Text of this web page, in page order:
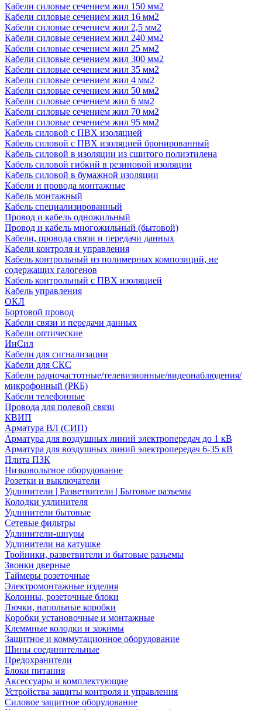
Кабели силовые сечением жил 150 мм2
Кабели силовые сечением жил 16 мм2
Кабели силовые сечением жил 2,5 мм2
Кабели силовые сечением жил 240 мм2
Кабели силовые сечением жил 25 мм2
Кабели силовые сечением жил 300 мм2
Кабели силовые сечением жил 35 мм2
Кабели силовые сечением жил 4 мм2
Кабели силовые сечением жил 50 мм2
Кабели силовые сечением жил 6 мм2
Кабели силовые сечением жил 70 мм2
Кабели силовые сечением жил 95 мм2
Кабель силовой с ПВХ изоляцией
Кабель силовой с ПВХ изоляцией бронированный
Кабель силовой в изоляции из сшитого полиэтилена
Кабель силовой гибкий в резиновой изоляции
Кабель силовой в бумажной изоляции
Кабели и провода монтажные
Кабель монтажный
Кабель специализированный
Провод и кабель одножильный
Провод и кабель многожильный (бытовой)
Кабели, провода связи и передачи данных
Кабели контроля и управления
Кабель контрольный из полимерных композиций, не
содержащих галогенов
Кабель контрольный с ПВХ изоляцией
Кабель управления
ОКЛ
Бортовой провод
Кабели связи и передачи данных
Кабели оптические
ИнСил
Кабели для сигнализации
Кабели для СКС
Кабели радиочастотные/телевизионные/видеонаблюдения/
микрофонный (РКБ)
Кабели телефонные
Провода для полевой связи
КВИП
Арматура ВЛ (СИП)
Арматура для воздушных линий электропередач до 1 кВ
Арматура для воздушных линий электропередач 6-35 кВ
Плита ПЗК
Низковольтное оборудование
Розетки и выключатели
Удлинители | Разветвители | Бытовые разъемы
Колодки удлинителя
Удлинители бытовые
Сетевые фильтры
Удлинители-шнуры
Удлинители на катушке
Тройники, разветвители и бытовые разъемы
Звонки дверные
Таймеры розеточные
Электромонтажные изделия
Колонны, розеточные блоки
Лючки, напольные коробки
Коробки установочные и монтажные
Клеммные колодки и зажимы
Защитное и коммутационное оборудование
Шины соединительные
Предохранители
Блоки питания
Аксессуары и комплектующие
Устройства защиты контроля и управления
Силовое защитное оборудование